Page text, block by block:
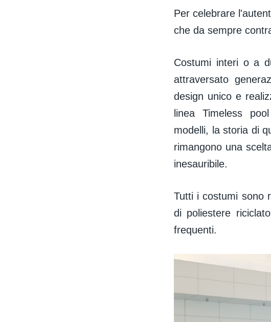
Per celebrare
che da sempre
Costumi interi o a
attraversato
design unico e
linea Timeless
modelli, la storia di
rimangono una
inesauribile.
Tutti i costumi sono
di poliestere
frequenti.